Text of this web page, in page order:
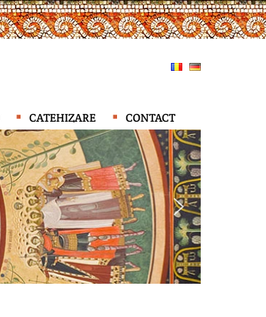
CATEHIZARE CONTACT